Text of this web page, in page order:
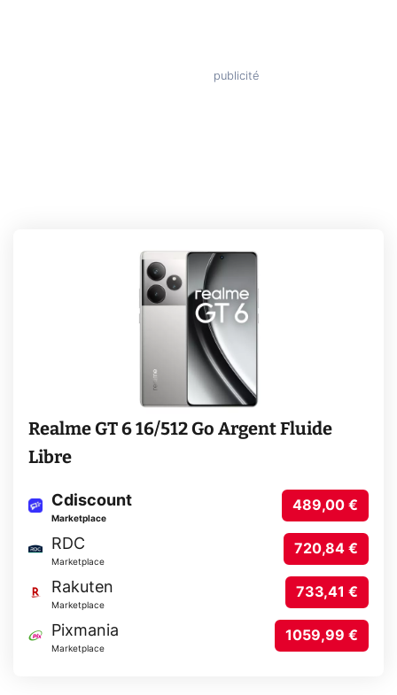
Realme GT 6 16/512 Go Argent Fluide
Libre
Cdiscount
Marketplace
489,00 €
RDC
Marketplace
720,84 €
Rakuten
Marketplace
733,41 €
Pixmania
Marketplace
1059,99 €